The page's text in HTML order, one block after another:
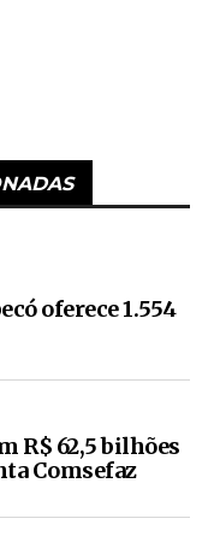
oferece 1.554
R$ 62,5 bilhões
Comsefaz